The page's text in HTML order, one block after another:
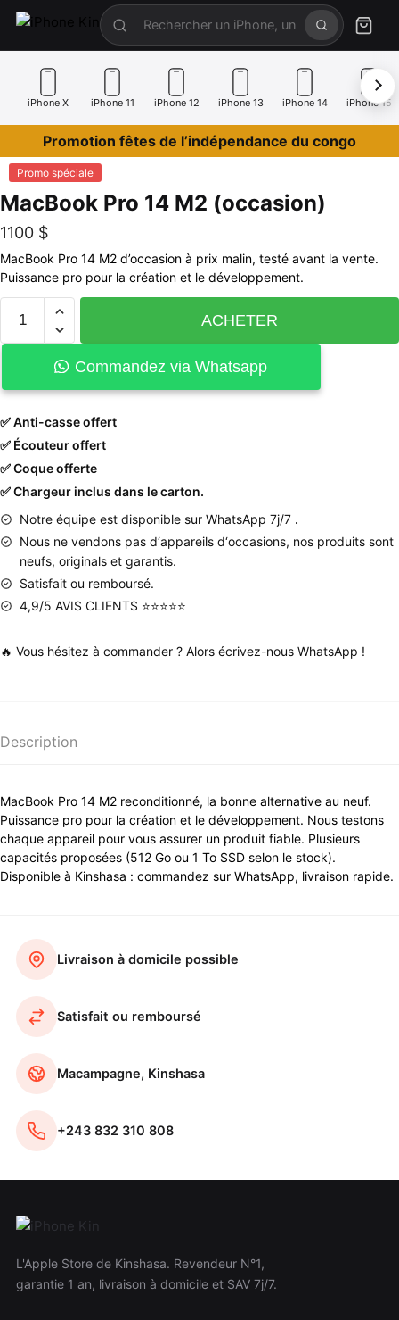
iPhone X iPhone 11 iPhone 12 iPhone 13 iPhone 14 iPhone 15
Promotion fêtes de l’indépendance du congo
Promo spéciale
MacBook Pro 14 M2 (occasion)
1100 $
MacBook Pro 14 M2 d’occasion à prix malin, testé avant la vente.
Puissance pro pour la création et le développement.
ACHETER
Commandez via Whatsapp
✅ Anti-casse offert
✅ Écouteur offert
✅ Coque offerte
✅ Chargeur inclus dans le carton.
Notre équipe est disponible sur WhatsApp 7j/7 .
Nous ne vendons pas d‘appareils d‘occasions, nos produits sont
neufs, originals et garantis.
Satisfait ou remboursé.
4,9/5 AVIS CLIENTS ⭐⭐⭐⭐⭐
🔥 Vous hésitez à commander ? Alors écrivez-nous WhatsApp !
Description
MacBook Pro 14 M2 reconditionné, la bonne alternative au neuf.
Puissance pro pour la création et le développement. Nous testons
chaque appareil pour vous assurer un produit fiable. Plusieurs
capacités proposées (512 Go ou 1 To SSD selon le stock).
Disponible à Kinshasa : commandez sur WhatsApp, livraison rapide.
Livraison à domicile possible
Satisfait ou remboursé
Macampagne, Kinshasa
+243 832 310 808
L'Apple Store de Kinshasa. Revendeur N°1,
garantie 1 an, livraison à domicile et SAV 7j/7.